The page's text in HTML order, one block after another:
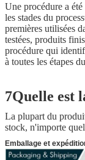
Une procédure a
les stades du
premières utilisées
testées, produits
procédure qui
à toutes les étapes
7Quelle est
La plupart du
stock, n'importe
Emballage et